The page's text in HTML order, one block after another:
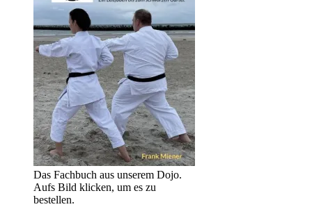
Das Fachbuch aus unserem Dojo.
Aufs Bild klicken, um es zu
bestellen.